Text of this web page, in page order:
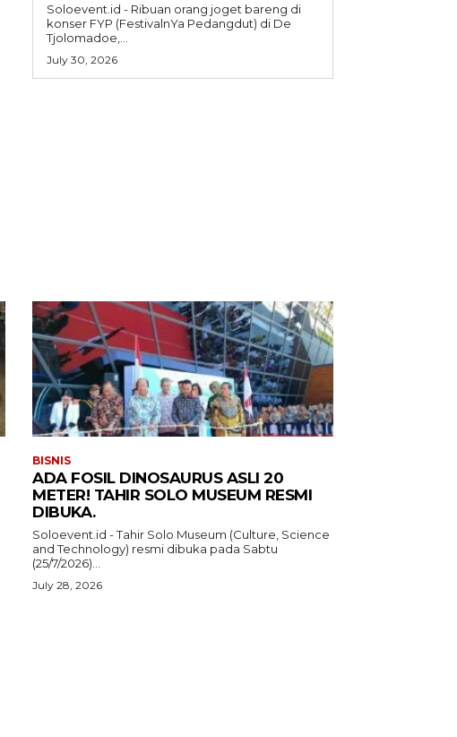
Soloevent.id - Ribuan orang joget bareng di
konser FYP (FestivalnYa Pedangdut) di De
Tjolomadoe,...
July 30, 2026
BISNIS
ADA FOSIL DINOSAURUS ASLI 20
METER! TAHIR SOLO MUSEUM RESMI
DIBUKA.
Soloevent.id - Tahir Solo Museum (Culture, Science
and Technology) resmi dibuka pada Sabtu
(25/7/2026)...
July 28, 2026